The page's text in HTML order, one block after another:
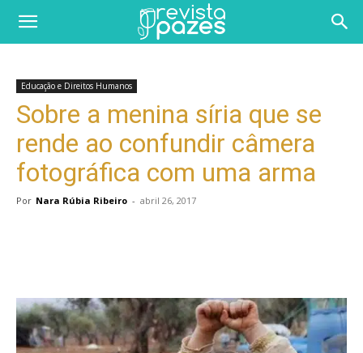
Educação e Direitos Humanos
Sobre a menina síria que se
rende ao confundir câmera
fotográfica com uma arma
Por Nara Rúbia Ribeiro - abril 26, 2017